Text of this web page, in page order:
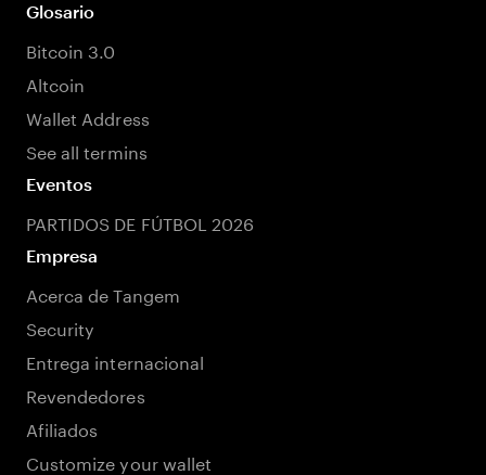
Glosario
Bitcoin 3.0
Altcoin
Wallet Address
See all termins
Eventos
PARTIDOS DE FÚTBOL 2026
Empresa
Acerca de Tangem
Security
Entrega internacional
Revendedores
Afiliados
Customize your wallet